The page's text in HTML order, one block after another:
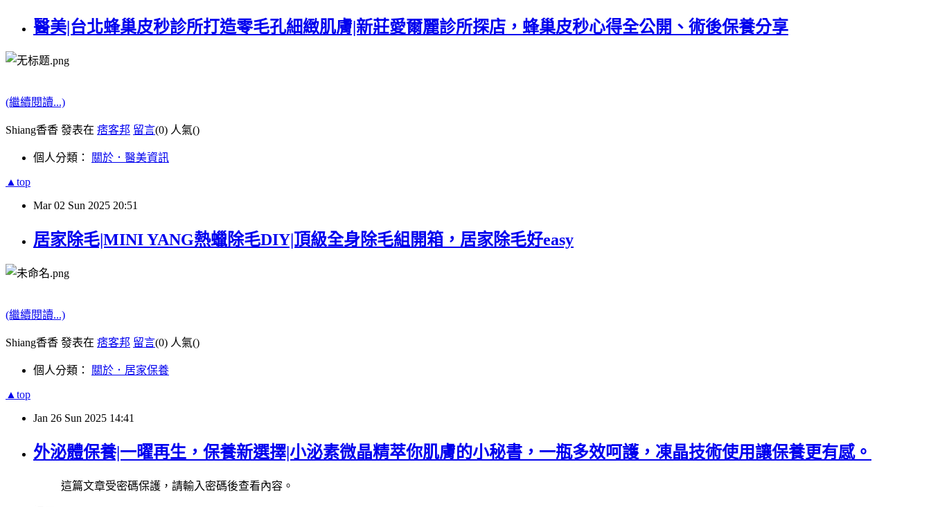
醫美|台北蜂巢皮秒診所打造零毛孔細緻肌膚|新莊愛爾麗診所探店，蜂巢皮秒心得全公開、術後保養分享
(繼續閱讀...)
Shiang香香 發表在 痞客邦 留言(0) 人氣()
個人分類： 關於．醫美資訊
▲top
Mar 02 Sun 2025 20:51
居家除毛|MINI YANG熱蠟除毛DIY|頂級全身除毛組開箱，居家除毛好easy
(繼續閱讀...)
Shiang香香 發表在 痞客邦 留言(0) 人氣()
個人分類： 關於．居家保養
▲top
Jan 26 Sun 2025 14:41
外泌體保養|一曜再生，保養新選擇|小泌素微晶精萃你肌膚的小秘書，一瓶多效呵護，凍晶技術使用讓保養更有感。
這篇文章受密碼保護，請輸入密碼後查看內容。